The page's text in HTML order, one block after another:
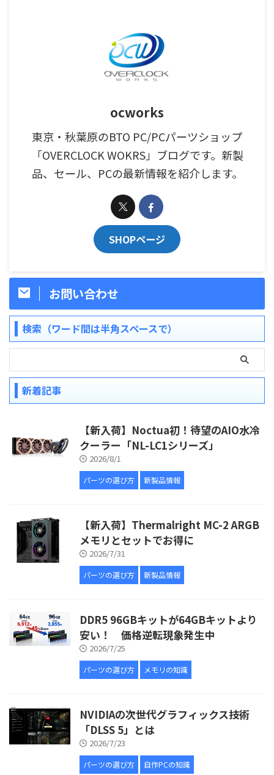
ocworks
東京・秋葉原のBTO PC/PCパーツショップ
「OVERCLOCK WOKRS」ブログです。新製
品、セール、PCの最新情報を紹介します。
SHOPページ
お問い合わせ
検索（ワード間は半角スペースで）
新着記事
【新入荷】Noctua初！待望のAIO水冷
クーラー「NL-LC1シリーズ」
2026/8/1
パーツの選び方 新製品情報
【新入荷】Thermalright MC-2 ARGB
メモリとセットでお得に
2026/7/31
パーツの選び方 新製品情報
DDR5 96GBキットが64GBキットより
安い！ 価格逆転現象発生中
2026/7/25
パーツの選び方 メモリの知識
NVIDIAの次世代グラフィックス技術
「DLSS 5」とは
2026/7/23
パーツの選び方 自作PCの知識